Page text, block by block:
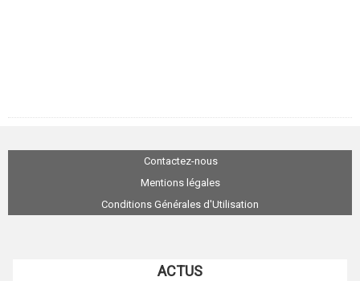
Contactez-nous
Mentions légales
Conditions Générales d'Utilisation
ACTUS